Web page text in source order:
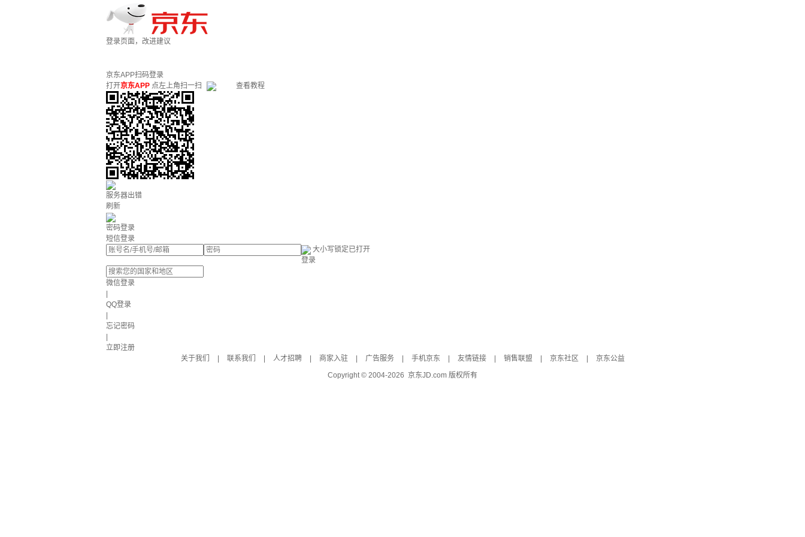
登录页面，改进建议
京东APP扫码登录
打开京东APP 点左上角扫一扫 查看教程
服务器出错
刷新
密码登录
短信登录
大小写锁定已打开
登录
微信登录
QQ登录
忘记密码
立即注册
关于我们
联系我们 人才招聘 商家入驻 广告服务 手机京东 友情链接 销售联盟 京东社区
京东公益
Copyright © 2004-2026 京东JD.com 版权所有